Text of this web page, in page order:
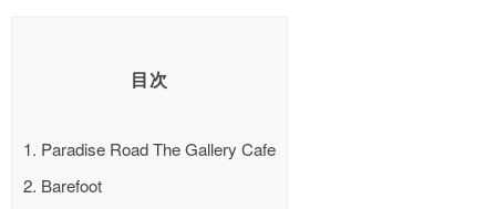
目次
1. Paradise Road The Gallery Cafe
2. Barefoot